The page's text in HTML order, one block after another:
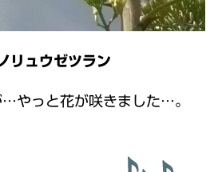
リュウゼツラン
やっと花が咲きました…。